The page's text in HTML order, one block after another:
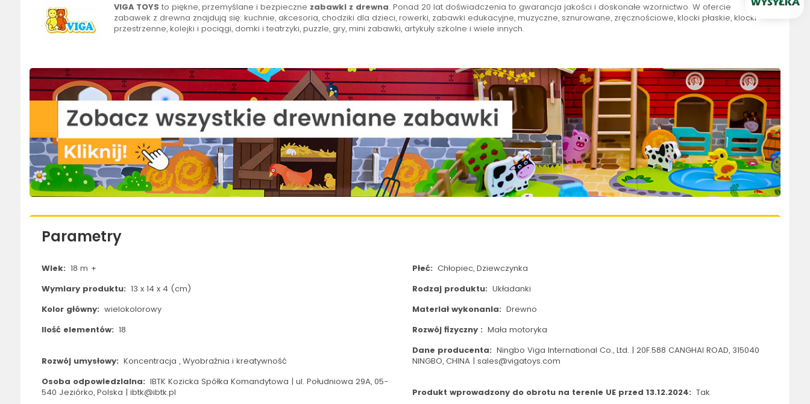
VIGA TOYS to piękne, przemyślane i bezpieczne zabawki z drewna. Ponad 20 lat doświadczenia to gwarancja jakości i doskonałe wzornictwo. W ofercie
zabawek z drewna znajdują się: kuchnie, akcesoria, chodziki dla dzieci, rowerki, zabawki edukacyjne, muzyczne, sznurowane, zręcznościowe, klocki płaskie, klocki
przestrzenne, kolejki i pociągi, domki i teatrzyki, puzzle, gry, mini zabawki, artykuły szkolne i wiele innych.
Parametry
Wiek: 18 m + Płeć: Chłopiec, Dziewczynka
Wymiary produktu: 13 x 14 x 4 (cm) Rodzaj produktu: Układanki
Kolor główny: wielokolorowy Materiał wykonania: Drewno
Ilość elementów: 18 Rozwój fizyczny : Mała motoryka
Rozwój umysłowy: Koncentracja , Wyobraźnia i kreatywność
Dane producenta: Ningbo Viga International Co., Ltd. | 20F.588 CANGHAI ROAD, 315040
NINGBO, CHINA | sales@vigatoys.com
Osoba odpowiedzialna: IBTK Kozicka Spółka Komandytowa | ul. Południowa 29A, 05-
540 Jeziórko, Polska | ibtk@ibtk.pl
Produkt wprowadzony do obrotu na terenie UE przed 13.12.2024: Tak